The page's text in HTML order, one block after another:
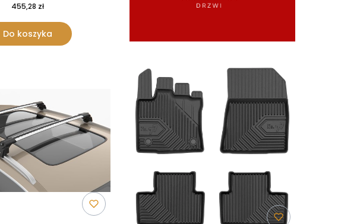
455,28 zł
Do koszyka